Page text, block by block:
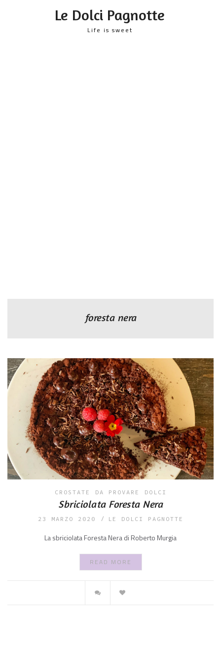
Le Dolci Pagnotte
Life is sweet
foresta nera
CROSTATE DA PROVARE DOLCI
Sbriciolata Foresta Nera
23 MARZO 2020 LE DOLCI PAGNOTTE
La sbriciolata Foresta Nera di Roberto Murgia
READ MORE